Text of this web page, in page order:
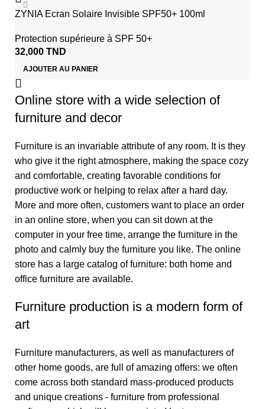
ZYNIA Ecran Solaire Invisible SPF50+ 100ml
Protection supérieure à SPF 50+
32,000 TND
AJOUTER AU PANIER
Online store with a wide selection of
furniture and decor
Furniture is an invariable attribute of any room. It is they
who give it the right atmosphere, making the space cozy
and comfortable, creating favorable conditions for
productive work or helping to relax after a hard day.
More and more often, customers want to place an order
in an online store, when you can sit down at the
computer in your free time, arrange the furniture in the
photo and calmly buy the furniture you like. The online
store has a large catalog of furniture: both home and
office furniture are available.
Furniture production is a modern form of
art
Furniture manufacturers, as well as manufacturers of
other home goods, are full of amazing offers: we often
come across both standard mass-produced products
and unique creations - furniture from professional